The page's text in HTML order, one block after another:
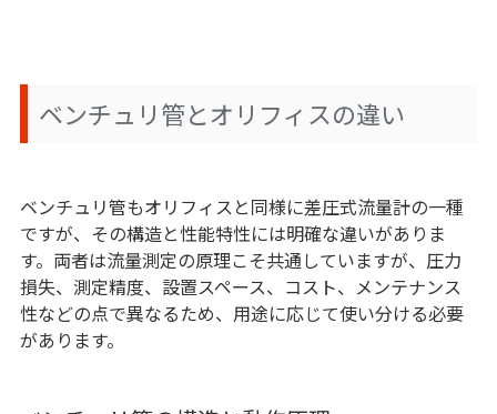
ベンチュリ管とオリフィスの違い
ベンチュリ管もオリフィスと同様に差圧式流量計の一種
ですが、その構造と性能特性には明確な違いがありま
す。両者は流量測定の原理こそ共通していますが、圧力
損失、測定精度、設置スペース、コスト、メンテナンス
性などの点で異なるため、用途に応じて使い分ける必要
があります。